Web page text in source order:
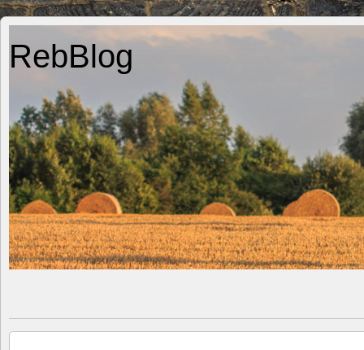
RebBlog